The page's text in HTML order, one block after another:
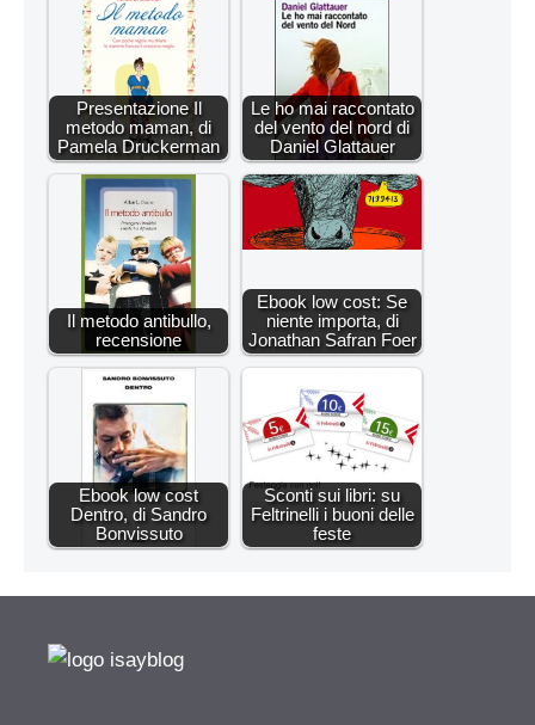
Presentazione Il
metodo maman, di
Pamela Druckerman
Le ho mai raccontato
del vento del nord di
Daniel Glattauer
Il metodo antibullo,
recensione
Ebook low cost: Se
niente importa, di
Jonathan Safran Foer
Ebook low cost
Dentro, di Sandro
Bonvissuto
Sconti sui libri: su
Feltrinelli i buoni delle
feste